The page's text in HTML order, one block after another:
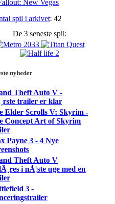
spil i arkivet: 42
De 3 seneste spil:
nyheder
Theft Auto V -
trailer er klar
Elder Scrolls V: Skyrim -
Concept Art of Skyrim
Payne 3 - 4 Nye
Theft Auto V
i nÃ¦ste uge med en
3 -